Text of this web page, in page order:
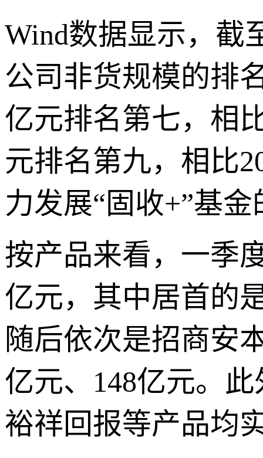
Wind数据显示，截
公司非货规模的排
亿元排名第七，相
元排名第九，相比
力发展“固收+”基
按产品来看，一季
亿元，其中居首的
随后依次是招商安
亿元、148亿元。
裕祥回报等产品均